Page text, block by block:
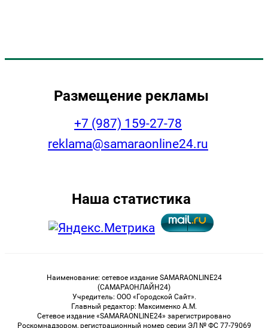
Размещение рекламы
+7 (987) 159-27-78
reklama@samaraonline24.ru
Наша статистика
Наименование: сетевое издание SAMARAONLINE24
(САМАРАОНЛАЙН24)
Учредитель: ООО «Городской Сайт».
Главный редактор: Максименко А.М.
Сетевое издание «SAMARAONLINE24» зарегистрировано
Роскомнадзором, регистрационный номер серии ЭЛ № ФС 77-79069